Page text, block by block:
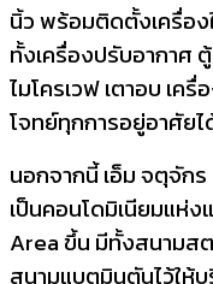
นิ้ว พร้อมติดตั้งเครื่อ
ทั้งเครื่องปรับอากาศ
ไมโครเวฟ เตาอบ เค
โจทย์ทุกการอยู่อาศัย
นอกจากนี้ เอ็ม จตุจัก
เป็นคอนโดมิเนียมแห่
Area ขึ้น มีทั้งสนามส
สนามแบตมินตันไว้ให้